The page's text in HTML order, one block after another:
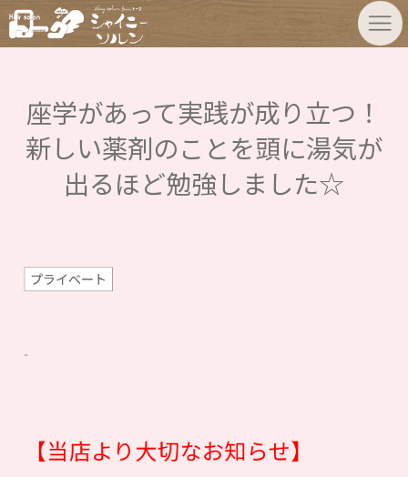
座学があって実践が成り立つ！
新しい薬剤のことを頭に湯気が
出るほど勉強しました☆
プライベート
【当店より大切なお知らせ】